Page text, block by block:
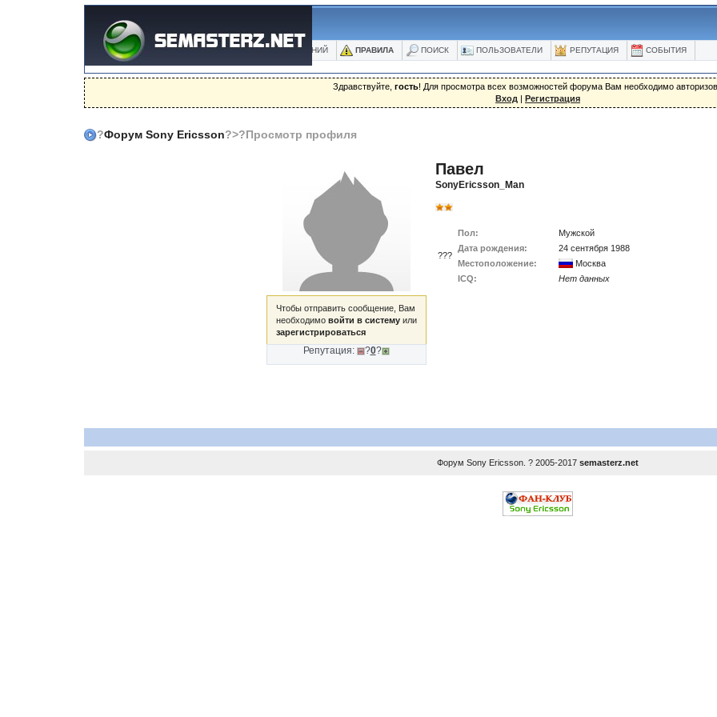
ФОРУМ БЛОГИ ФОТО БАЗА ЗНАНИЙ ПРАВИЛА ПОИСК ПОЛЬЗОВАТЕЛИ РЕПУТАЦИЯ СОБЫТИЯ
Здравствуйте, гость! Для просмотра всех возможностей форума Вам необходимо
Вход | Регистрация
?Форум Sony Ericsson?>?Просмотр профиля
Чтобы отправить сообщение, Вам
необходимо войти в системуили
зарегистрироваться
Репутация: ?0?
Павел
SonyEricsson_Man
???
Пол:
Мужской
Дата рождения:
24 сентября 1988
Местоположение:
Москва
ICQ:
Нет данных
Форум Sony Ericsson . ? 2005-2017 semasterz.net